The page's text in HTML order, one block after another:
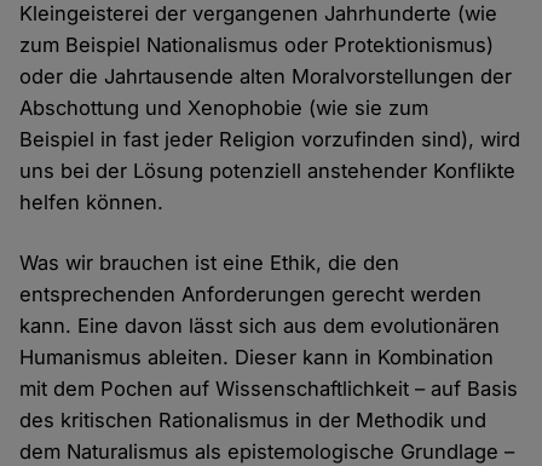
Kleingeisterei der vergangenen Jahrhunderte (wie
zum Beispiel Nationalismus oder Protektionismus)
oder die Jahrtausende alten Moralvorstellungen der
Abschottung und Xenophobie (wie sie zum
Beispiel in fast jeder Religion vorzufinden sind), wird
uns bei der Lösung potenziell anstehender Konflikte
helfen können.
Was wir brauchen ist eine Ethik, die den
entsprechenden Anforderungen gerecht werden
kann. Eine davon lässt sich aus dem evolutionären
Humanismus ableiten. Dieser kann in Kombination
mit dem Pochen auf Wissenschaftlichkeit – auf Basis
des kritischen Rationalismus in der Methodik und
dem Naturalismus als epistemologische Grundlage –